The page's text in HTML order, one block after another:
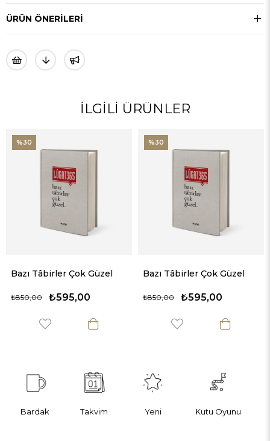
ÜRÜN ÖNERILERI
Bazı Tâbirler Çok Güzel
₺595,00
₺850,00
%30
Bazı Tâbirler Çok Güzel
₺595,00
₺850,00
%30
Bardak Takvim Yeni Kutu Oyunu